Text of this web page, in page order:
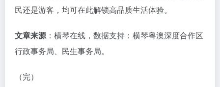
民还是游客，均可在此解锁高品质生活体验。
文章来源：横琴在线，数据支持：横琴粤澳深度合作区
行政事务局、民生事务局。
（完）